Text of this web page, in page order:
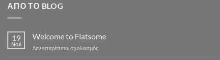
ΑΠΌ ΤΟ BLOG
19
Νοέ
Welcome to Flatsome
Δεν επιτρέπεται σχολιασμόςστο